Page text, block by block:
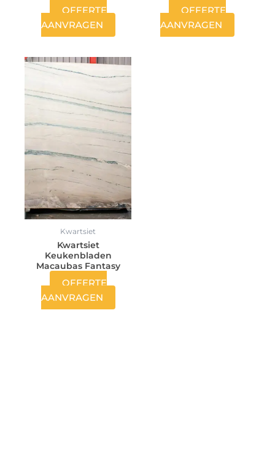
OFFERTE
AANVRAGEN
OFFERTE
AANVRAGEN
Kwartsiet
Kwartsiet
Keukenbladen
Macaubas Fantasy
OFFERTE
AANVRAGEN